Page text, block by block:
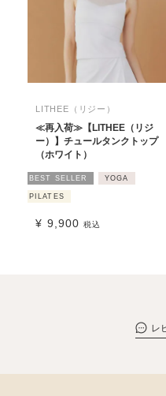
LITHEE（リジー）
≪再入荷≫【LITHEE（リジ
ー）】チュールタンクトップ
（ホワイト）
BEST SELLER YOGA
PILATES
¥ 9,900 税込
レ